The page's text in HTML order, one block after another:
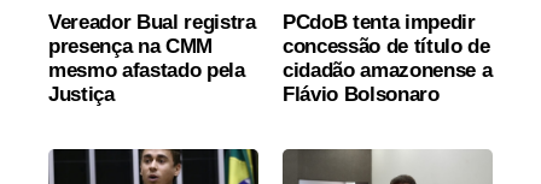
Vereador Bual registra
presença na CMM
mesmo afastado pela
Justiça
PCdoB tenta impedir
concessão de título de
cidadão amazonense a
Flávio Bolsonaro